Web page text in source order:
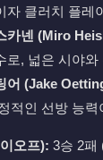
자 클러치 플레
카넨 (Miro
로, 넓은 시야
어 (Jake
적인 선방 능력
오프): 3승 2패